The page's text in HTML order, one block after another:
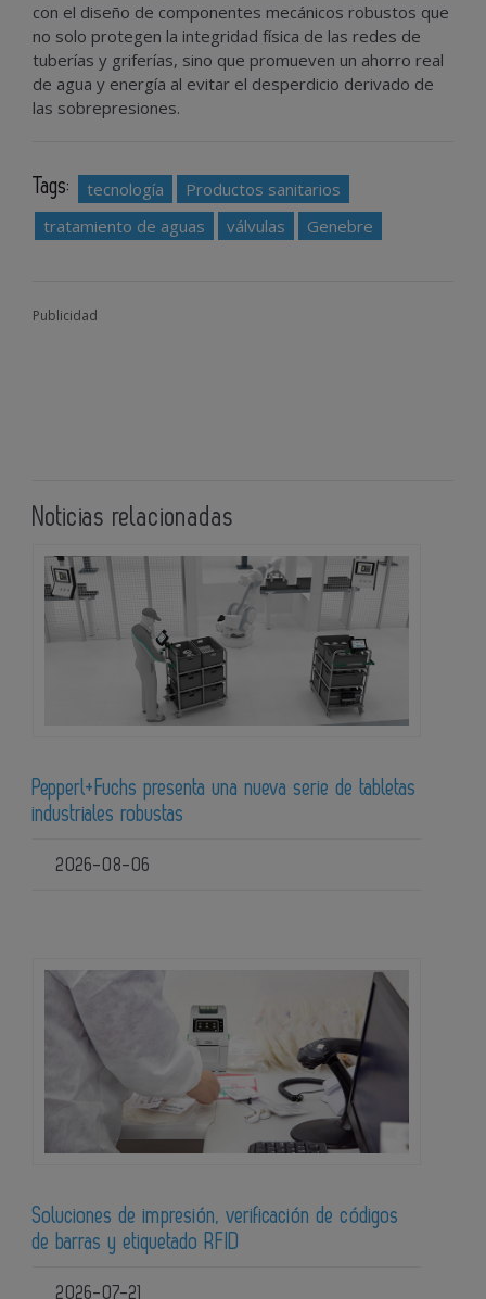
con el diseño de componentes mecánicos robustos que
no solo protegen la integridad física de las redes de
tuberías y griferías, sino que promueven un ahorro real
de agua y energía al evitar el desperdicio derivado de
las sobrepresiones.
Tags: tecnología
Productos sanitarios
tratamiento de aguas
válvulas Genebre
Publicidad
Noticias relacionadas
Pepperl+Fuchs presenta una nueva serie de tabletas
industriales robustas
2026-08-06
Soluciones de impresión, verificación de códigos
de barras y etiquetado RFID
2026-07-21